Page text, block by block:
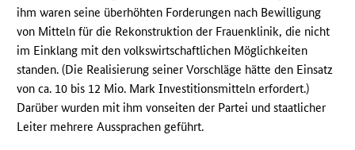
ihm waren seine überhöhten Forderungen nach Bewilligung
von Mitteln für die Rekonstruktion der Frauenklinik, die nicht
im Einklang mit den volkswirtschaftlichen Möglichkeiten
standen. (Die Realisierung seiner Vorschläge hätte den Einsatz
von ca. 10 bis 12 Mio. Mark Investitionsmitteln erfordert.)
Darüber wurden mit ihm vonseiten der Partei und staatlicher
Leiter mehrere Aussprachen geführt.